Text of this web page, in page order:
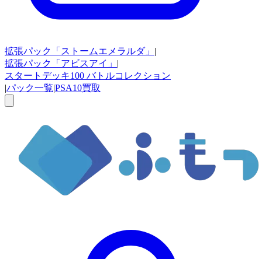
拡張パック 「ストームエメラルダ」 |
拡張パック
「アビスアイ」 |
スタートデッキ100 バトルコレクション
|パック一覧|PSA10買取